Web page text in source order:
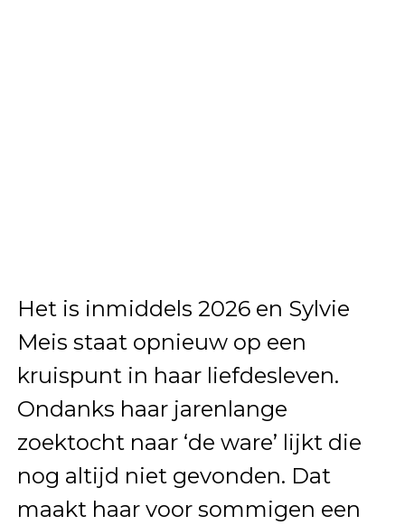
Het is inmiddels 2026 en Sylvie
Meis staat opnieuw op een
kruispunt in haar liefdesleven.
Ondanks haar jarenlange
zoektocht naar ‘de ware’ lijkt die
nog altijd niet gevonden. Dat
maakt haar voor sommigen een